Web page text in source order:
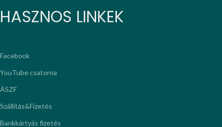
HASZNOS LINKEK
Facebook
YouTube csatorna
ÁSZF
Szállítás&Fizetés
Bankkártyás fizetés